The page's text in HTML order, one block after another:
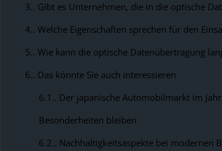
3. Gibt es Unternehmen, die in die optische
4. Welche Eigenschaften sprechen für den
5. Wie kann die optische Datenübertragung
6. Das könnte Sie auch interessieren
6.1. Der japanische Automobilmarkt im
Besonderheiten bleiben
6.2. Nachhaltigkeitsaspekte bei modernen